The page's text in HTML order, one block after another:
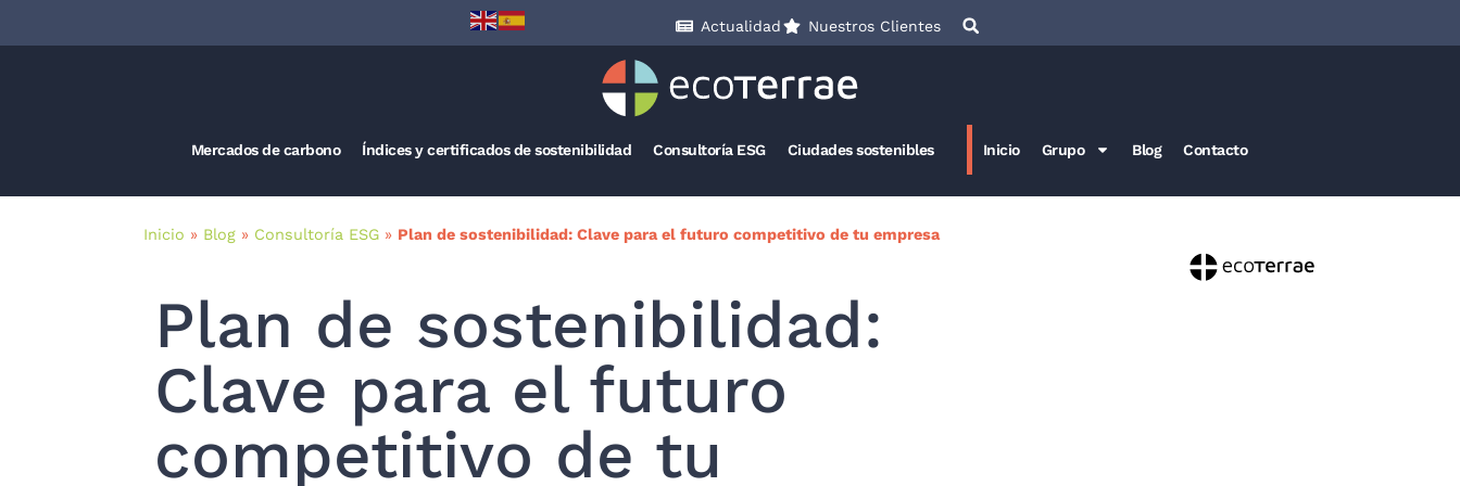
Actualidad Nuestros Clientes
Mercados de carbono Índices y certificados de sostenibilidad Consultoría ESG Ciudades sostenibles Inicio Grupo Blog Contacto
Inicio » Blog » Consultoría ESG » Plan de sostenibilidad: Clave para el futuro competitivo de tu empresa
Plan de sostenibilidad:
Clave para el futuro
competitivo de tu